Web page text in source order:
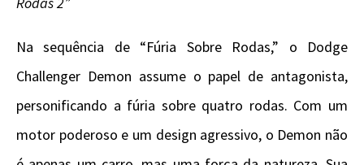
Na sequência de “Fúria Sobre Rodas,” o Dodge
Challenger Demon assume o papel de antagonista,
personificando a fúria sobre quatro rodas. Com um
motor poderoso e um design agressivo, o Demon não